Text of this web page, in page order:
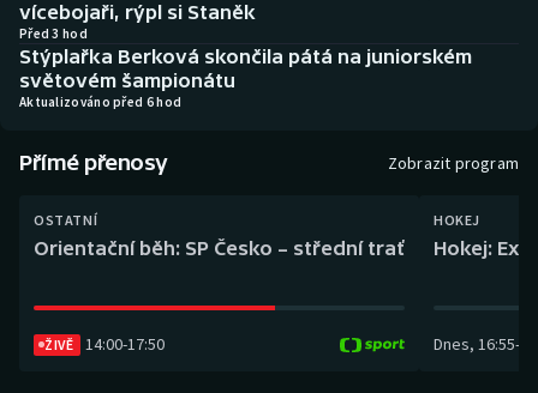
Basketbal
Biatlon
Curling
Dostihy
Historické návraty
Aplikace ČT sport
vícebojaři, rýpl si Staněk
Před 3 hod
Stýplařka Berková skončila pátá na juniorském
světovém šampionátu
Aktualizováno před 6 hod
Přímé přenosy Zobrazit program
OSTATNÍ
Orientační běh: SP Česko – střední trať
ŽIVĚ 14:00-17:50
HOKEJ
Hokej:
Dnes, 16:55-